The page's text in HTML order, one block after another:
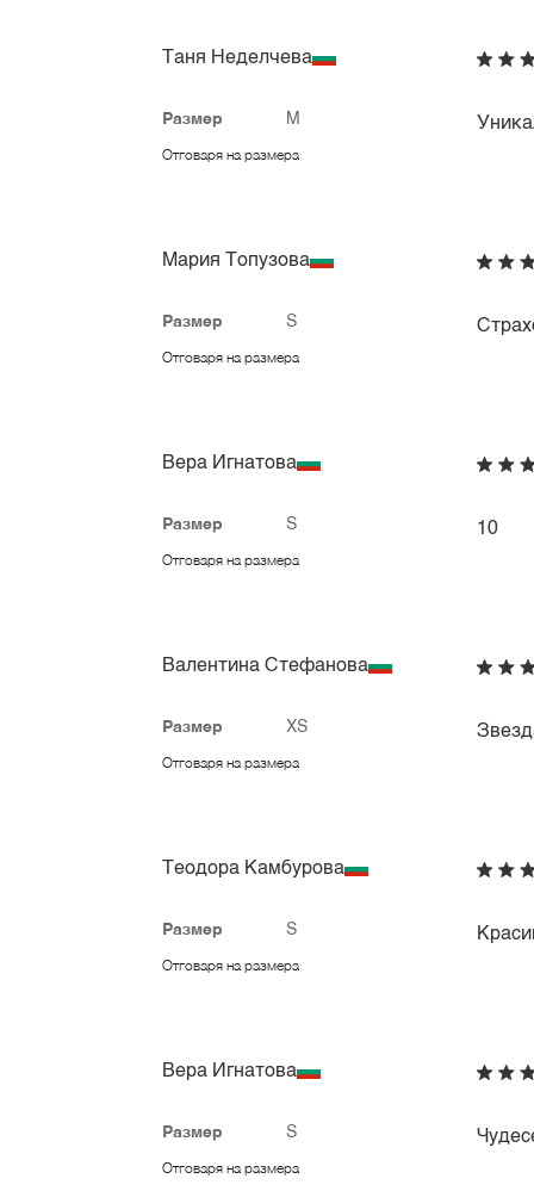
Таня Неделчева
Размер M
Отговаря на размера
Мария Топузова
Размер S
Отговаря на размера
Вера Игнатова
Размер S
Отговаря на размера
10
Валентина Стефанова
Размер XS
Отговаря на размера
Теодора Камбурова
Размер S
Отговаря на размера
Вера Игнатова
Размер S
Отговаря на размера